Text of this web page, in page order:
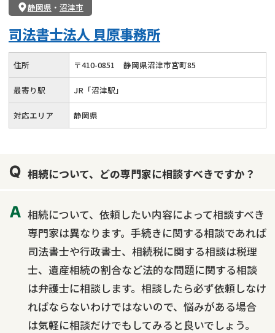
静岡県 ・ 沼津市
司法書士法人 貝原事務所
住所 〒410-0851 静岡県沼津市宮町85
最寄り駅 JR「沼津駅」
対応エリア 静岡県
相続について、どの専門家に相談すべきですか？
相続について、依頼したい内容によって相談すべき
専門家は異なります。手続きに関する相談であれば
司法書士や行政書士、相続税に関する相談は税理
士、遺産相続の割合など法的な問題に関する相談
は弁護士に相談します。相談したら必ず依頼しなけ
ればならないわけではないので、悩みがある場合
は気軽に相談だけでもしてみると良いでしょう。